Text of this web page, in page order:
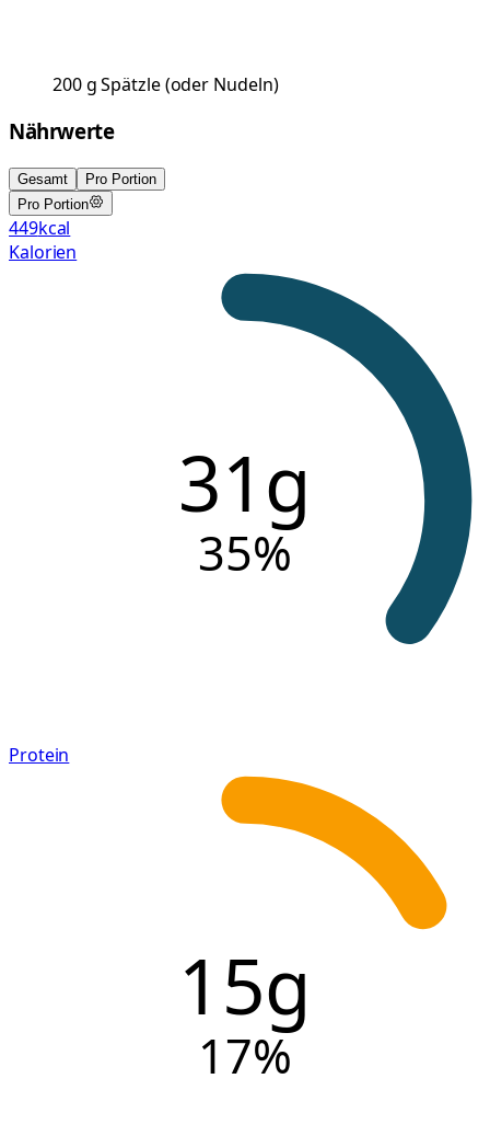
200g Spätzle(oder Nudeln)
Nährwerte
Gesamt
Pro Portion
Pro Portion
449kcal
Kalorien
31g
35%
Protein
15g
17%